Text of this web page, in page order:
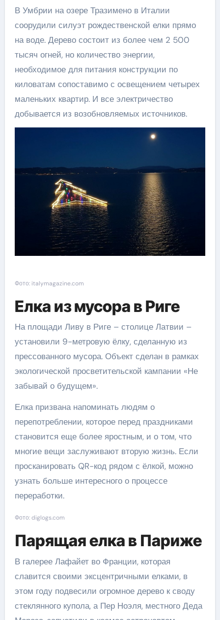
В Умбрии на озере Тразимено в Италии
соорудили силуэт рождественской елки прямо
на воде. Дерево состоит из более чем 2 500
тысяч огней, но количество энергии,
необходимое для питания конструкции по
киловатам сопоставимо с освещением четырех
маленьких квартир. И все электричество
добывается из возобновляемых источников.
Фото: italymagazine.com
Елка из мусора в Риге
На площади Ливу в Риге – столице Латвии –
установили 9-метровую ёлку, сделанную из
прессованного мусора. Объект сделан в рамках
экологической просветительской кампании «Не
забывай о будущем».
Елка призвана напоминать людям о
перепотреблении, которое перед праздниками
становится еще более яростным, и о том, что
многие вещи заслуживают вторую жизнь. Если
просканировать QR-код рядом с ёлкой, можно
узнать больше интересного о процессе
переработки.
Фото: diglogs.com
Парящая елка в Париже
В галерее Лафайет во Франции, которая
славится своими эксцентричными елками, в
этом году подвесили огромное дерево к своду
стеклянного купола, а Пер Ноэля, местного Деда